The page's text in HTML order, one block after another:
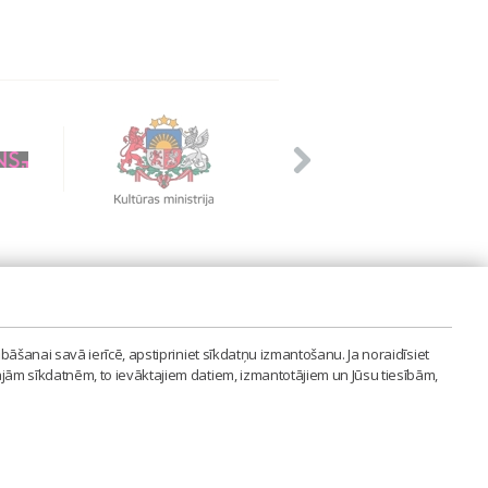
savā ierīcē, apstipriniet sīkdatņu izmantošanu. Ja noraidīsiet
sīkdatnēm, to ievāktajiem datiem, izmantotājiem un Jūsu tiesībām,